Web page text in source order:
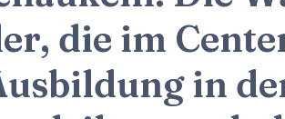
die im
in